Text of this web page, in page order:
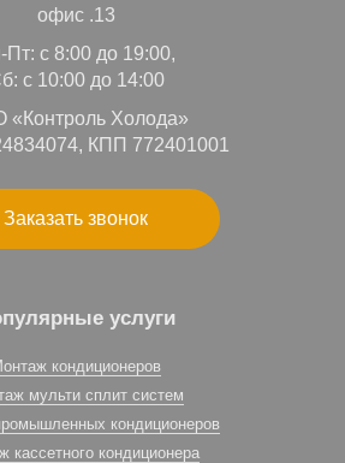
офис .13
Пт: с 8:00 до 19:00,
с 10:00 до 14:00
«Контроль Холода»
КПП 772401001
Заказать звонок
услуги
кондиционеров
мульти сплит систем
кондиционеров
кассетного кондиционера